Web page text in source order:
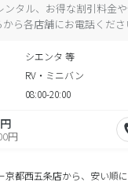
ンタル、お得な割引料金
ら各店舗にお電話くださ
シエンタ 等
RV・ミニバン
08:00-20:00
円
京都西五条店から、安い順